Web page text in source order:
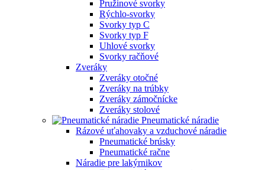
Pružinové svorky
Rýchlo-svorky
Svorky typ C
Svorky typ F
Uhlové svorky
Svorky račňové
Zveráky
Zveráky otočné
Zveráky na trúbky
Zveráky zámočnícke
Zveráky stolové
Pneumatické náradie
Rázové uťahovaky a vzduchové náradie
Pneumatické brúsky
Pneumatické račne
Náradie pre lakýrnikov